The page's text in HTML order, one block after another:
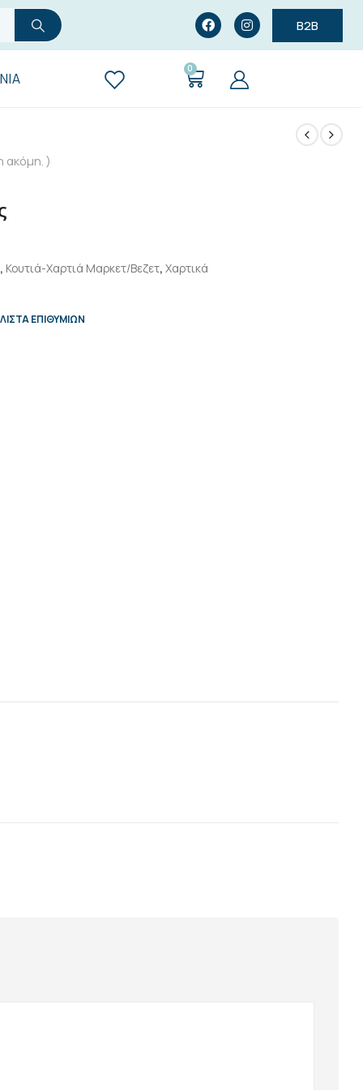
B2B
0
ακόμη. )
, Κουτιά-Χαρτιά Μαρκετ/Βεζετ, Χαρτικά
ΕΠΙΘΥΜΙΏΝ